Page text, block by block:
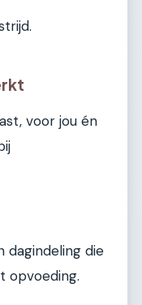
voor jou én
dagindeling die
opvoeding.